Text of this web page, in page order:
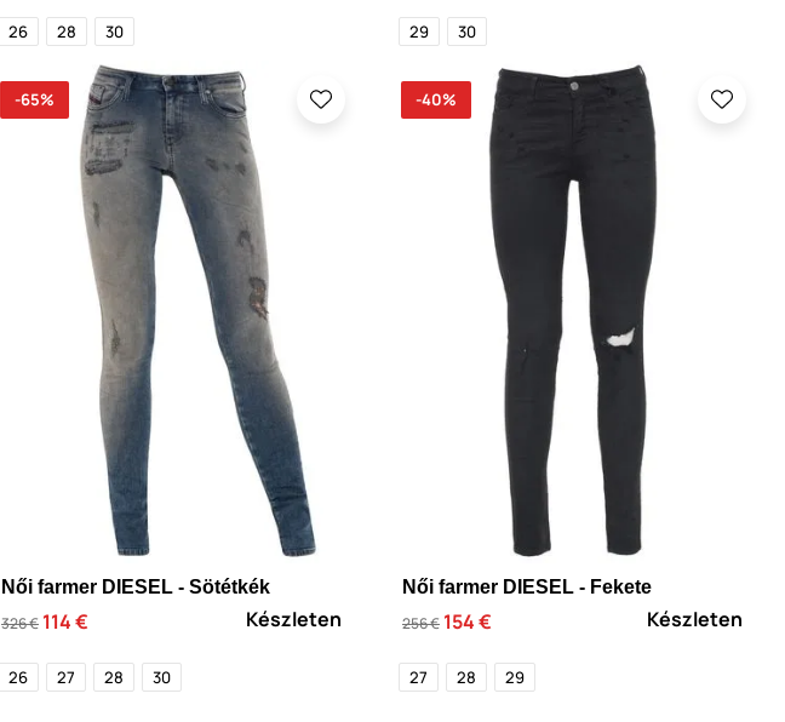
26 28 30 29 30
-65%
Női farmer DIESEL - Sötétkék
326 € 114 € Készleten
26 27 28 30
-40%
Női farmer DIESEL - Fekete
256 € 154 € Készleten
27 28 29